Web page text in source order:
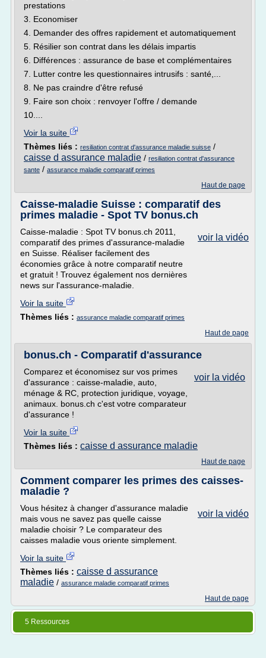
prestations
3. Economiser
4. Demander des offres rapidement et automatiquement
5. Résilier son contrat dans les délais impartis
6. Différences : assurance de base et complémentaires
7. Lutter contre les questionnaires intrusifs : santé,...
8. Ne pas craindre d'être refusé
9. Faire son choix : renvoyer l'offre / demande
10....
Voir la suite
Thèmes liés : resiliation contrat d'assurance maladie suisse /
caisse d assurance maladie / resiliation contrat d'assurance
sante / assurance maladie comparatif primes
Haut de page
Caisse-maladie Suisse : comparatif des
primes maladie - Spot TV bonus.ch
voir la vidéo
Caisse-maladie : Spot TV bonus.ch 2011,
comparatif des primes d'assurance-maladie
en Suisse. Réaliser facilement des
économies grâce à notre comparatif neutre
et gratuit ! Trouvez également nos dernières
news sur l'assurance-maladie.
Voir la suite
Thèmes liés : assurance maladie comparatif primes
Haut de page
bonus.ch - Comparatif d'assurance
voir la vidéo
Comparez et économisez sur vos primes
d'assurance : caisse-maladie, auto,
ménage & RC, protection juridique, voyage,
animaux. bonus.ch c'est votre comparateur
d'assurance !
Voir la suite
Thèmes liés : caisse d assurance maladie
Haut de page
Comment comparer les primes des caisses-
maladie ?
voir la vidéo
Vous hésitez à changer d'assurance maladie
mais vous ne savez pas quelle caisse
maladie choisir ? Le comparateur des
caisses maladie vous oriente simplement.
Voir la suite
Thèmes liés : caisse d assurance
maladie / assurance maladie comparatif primes
Haut de page
5 Ressources